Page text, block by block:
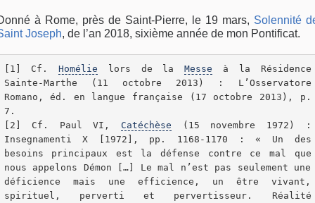
à Rome, près de Saint-Pierre, le 19 mars, Solennité
Joseph, de l’an 2018, sixième année de mon Pontificat.
[1] Cf. Homélie lors de la Messe à la Résidence
Sainte-Marthe (11 octobre 2013) : L’Osservatore
Romano, éd. en langue française (17 octobre 2013), p.
7.
[2] Cf. Paul VI, Catéchèse (15 novembre 1972) :
Insegnamenti X [1972], pp. 1168-1170 : « Un des
besoins principaux est la défense contre ce mal que
nous appelons Démon […] Le mal n’est pas seulement une
déficience mais une efficience, un être vivant,
spirituel, perverti et pervertisseur. Réalité